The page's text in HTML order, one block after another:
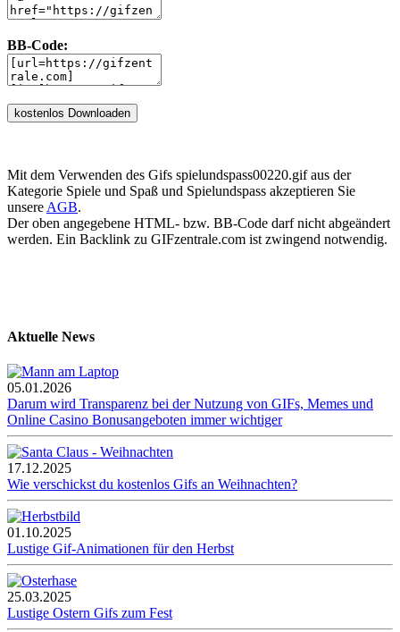
BB-Code:
Mit dem Verwenden des Gifs spielundspass00220.gif aus der
Kategorie Spiele und Spaß und Spielundspass akzeptieren Sie
unsere AGB.
Der oben angegebene HTML- bzw. BB-Code darf nicht abgeändert
werden. Ein Backlink zu GIFzentrale.com ist zwingend notwendig.
Aktuelle News
05.01.2026
Darum wird Transparenz bei der Nutzung von GIFs, Memes und
Online Casino Bonusangeboten immer wichtiger
17.12.2025
Wie verschickst du kostenlos Gifs an Weihnachten?
01.10.2025
Lustige Gif-Animationen für den Herbst
25.03.2025
Lustige Ostern Gifs zum Fest